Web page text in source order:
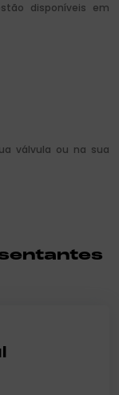
disponíveis em
válvula ou na sua